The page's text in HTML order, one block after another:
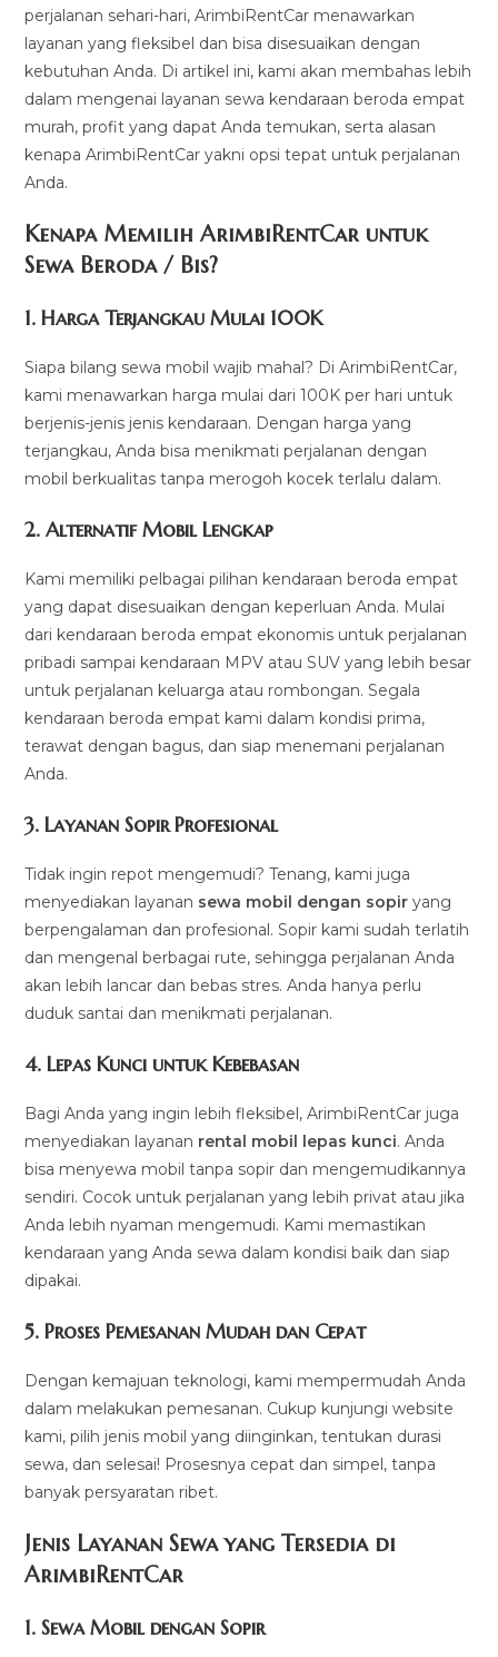
perjalanan sehari-hari, ArimbiRentCar menawarkan
layanan yang fleksibel dan bisa disesuaikan dengan
kebutuhan Anda. Di artikel ini, kami akan membahas lebih
dalam mengenai layanan sewa kendaraan beroda empat
murah, profit yang dapat Anda temukan, serta alasan
kenapa ArimbiRentCar yakni opsi tepat untuk perjalanan
Anda.
Kenapa Memilih ArimbiRentCar untuk
Sewa Beroda / Bis?
1.Harga Terjangkau Mulai 100K
Siapa bilang sewa mobil wajib mahal? Di ArimbiRentCar,
kami menawarkan harga mulai dari 100K per hari untuk
berjenis-jenis jenis kendaraan. Dengan harga yang
terjangkau, Anda bisa menikmati perjalanan dengan
mobil berkualitas tanpa merogoh kocek terlalu dalam.
2. Alternatif Mobil Lengkap
Kami memiliki pelbagai pilihan kendaraan beroda empat
yang dapat disesuaikan dengan keperluan Anda. Mulai
dari kendaraan beroda empat ekonomis untuk perjalanan
pribadi sampai kendaraan MPV atau SUV yang lebih besar
untuk perjalanan keluarga atau rombongan. Segala
kendaraan beroda empat kami dalam kondisi prima,
terawat dengan bagus, dan siap menemani perjalanan
Anda.
3.Layanan Sopir Profesional
Tidak ingin repot mengemudi? Tenang, kami juga
menyediakan layanan sewa mobil dengan sopir yang
berpengalaman dan profesional. Sopir kami sudah terlatih
dan mengenal berbagai rute, sehingga perjalanan Anda
akan lebih lancar dan bebas stres. Anda hanya perlu
duduk santai dan menikmati perjalanan.
4.Lepas Kunci untuk Kebebasan
Bagi Anda yang ingin lebih fleksibel, ArimbiRentCar juga
menyediakan layanan rental mobil lepas kunci. Anda
bisa menyewa mobil tanpa sopir dan mengemudikannya
sendiri. Cocok untuk perjalanan yang lebih privat atau jika
Anda lebih nyaman mengemudi. Kami memastikan
kendaraan yang Anda sewa dalam kondisi baik dan siap
dipakai.
5.Proses Pemesanan Mudah dan Cepat
Dengan kemajuan teknologi, kami mempermudah Anda
dalam melakukan pemesanan. Cukup kunjungi website
kami, pilih jenis mobil yang diinginkan, tentukan durasi
sewa, dan selesai! Prosesnya cepat dan simpel, tanpa
banyak persyaratan ribet.
Jenis Layanan Sewa yang Tersedia di
ArimbiRentCar
1.Sewa Mobil dengan Sopir